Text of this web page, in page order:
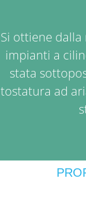
Si ottiene
impianti a
stata
tostatura ad